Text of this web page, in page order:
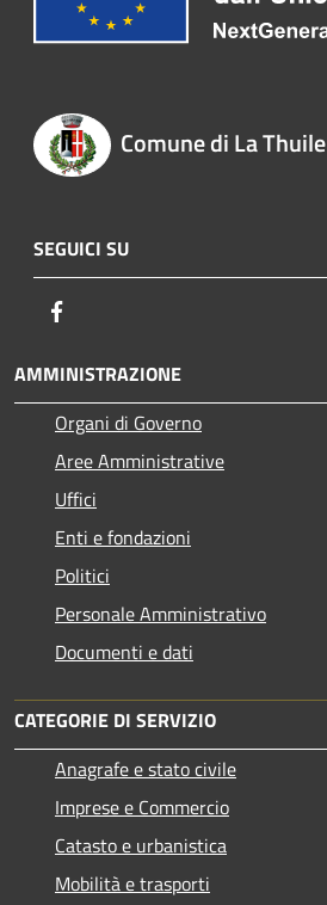
Comune di La Thuile
SEGUICI SU
AMMINISTRAZIONE
Organi di Governo
Aree Amministrative
Uffici
Enti e fondazioni
Politici
Personale Amministrativo
Documenti e dati
CATEGORIE DI SERVIZIO
Anagrafe e stato civile
Imprese e Commercio
Catasto e urbanistica
Mobilità e trasporti